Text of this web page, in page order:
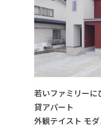
若いファミリーに
貸アパート
外観テイスト モ